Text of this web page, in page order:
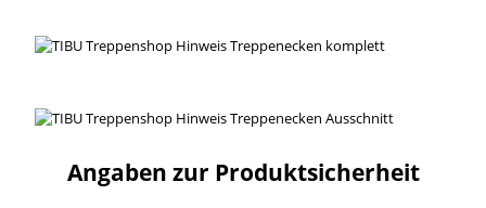
Angaben zur Produktsicherheit